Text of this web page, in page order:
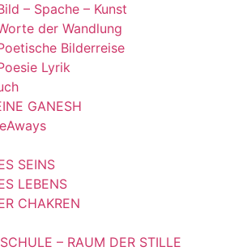
– Spache – Kunst
der Wandlung
Bilderreise
Lyrik
GANESH
SEINS
LEBENS
CHAKREN
– RAUM DER STILLE